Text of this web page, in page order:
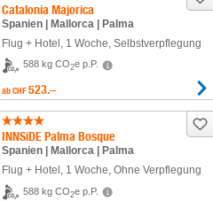
Catalonia Majorica
Spanien | Mallorca | Palma
Flug + Hotel 1 Woche , Selbstverpflegung
588 kg CO2e p.P.
ab CHF 523.–
INNSiDE Palma Bosque
Spanien | Mallorca | Palma
Flug + Hotel , 1 Woche, Ohne Verpflegung
588 kg CO2e p.P.